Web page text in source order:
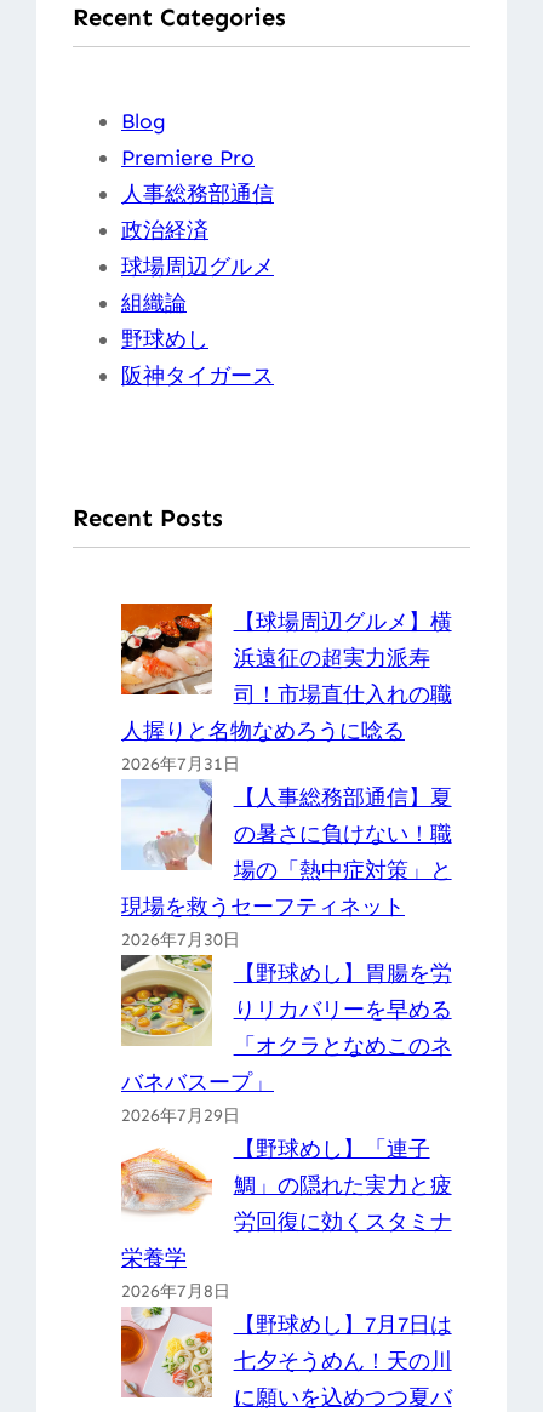
Recent Categories
Blog
Premiere Pro
人事総務部通信
政治経済
球場周辺グルメ
組織論
野球めし
阪神タイガース
Recent Posts
【球場周辺グルメ】横
浜遠征の超実力派寿
司！市場直仕入れの職
人握りと名物なめろうに唸る
2026年7月31日
【人事総務部通信】夏
の暑さに負けない！職
場の「熱中症対策」と
現場を救うセーフティネット
2026年7月30日
【野球めし】胃腸を労
りリカバリーを早める
「オクラとなめこのネ
バネバスープ」
2026年7月29日
【野球めし】「連子
鯛」の隠れた実力と疲
労回復に効くスタミナ
栄養学
2026年7月8日
【野球めし】7月7日は
七夕そうめん！天の川
に願いを込めつつ夏バ